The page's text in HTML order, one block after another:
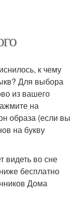
к чему
Для выбора
из вашего
на
образа (если вы
на букву
видеть во сне
бесплатно
Дома